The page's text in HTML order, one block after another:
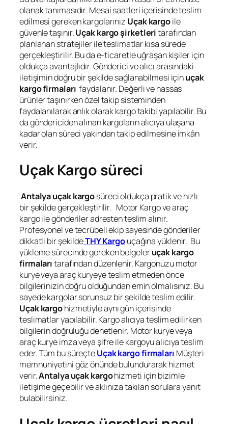
olanak tanımasıdır. Mesai saatleri içerisinde teslim
edilmesi gereken kargolarınız Uçak kargoile
güvenle taşınır.Uçak kargo şirketleritarafından
planlanan stratejiler ile teslimatlar kısa sürede
gerçekleştirilir. Bu da e-ticaretle uğraşan kişiler için
oldukça avantajlıdır. Gönderici ve alıcı arasındaki
iletişimin doğru bir şekilde sağlanabilmesi içinuçak
kargo firmaları faydalanır. Değerli ve hassas
ürünler taşınırken özel takip sisteminden
faydalanılarak anlık olarak kargo takibi yapılabilir. Bu
da göndericiden alınan kargoların alıcıya ulaşana
kadar olan süreci yakından takip edilmesine imkân
verir.
Uçak Kargo süreci
Antalya uçak kargosüreci oldukça pratik ve hızlı
bir şekilde gerçekleştirilir. Motor Kargo ve araç
kargo ile gönderiler adresten teslim alınır.
Profesyonel ve tecrübeli ekip sayesinde gönderiler
dikkatli bir şekildeTHY Kargouçağına yüklenir. Bu
yükleme sürecinde gereken belgeleruçak kargo
firmalarıtarafından düzenlenir. Kargonuzu motor
kurye veya araç kuryeye teslim etmeden önce
bilgilerinizin doğru olduğundan emin olmalısınız. Bu
sayede kargolar sorunsuz bir şekilde teslim edilir.
Uçak kargohizmetiyle aynı gün içerisinde
teslimatlar yapılabilir. Kargo alıcıya teslim edilirken
bilgilerin doğruluğu denetlenir. Motor kurye veya
araç kurye imza veya şifre ile kargoyu alıcıya teslim
eder. Tüm bu süreçteUçak kargo firmaları Müşteri
memnuniyetini göz önünde bulundurarak hizmet
verir.Antalyauçak kargohizmeti için bizimle
iletişime geçebilir ve aklınıza takılan sorulara yanıt
bulabilirsiniz.